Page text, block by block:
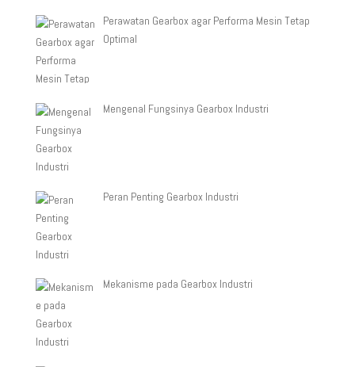
Perawatan Gearbox agar Performa Mesin Tetap
Optimal
Mengenal Fungsinya Gearbox Industri
Peran Penting Gearbox Industri
Mekanisme pada Gearbox Industri